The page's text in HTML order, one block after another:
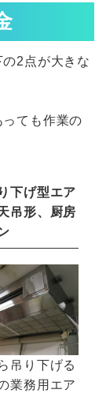
2点が大きな
ても作業の
下げ型エア
吊形、厨房
吊り下げる
業務用エア